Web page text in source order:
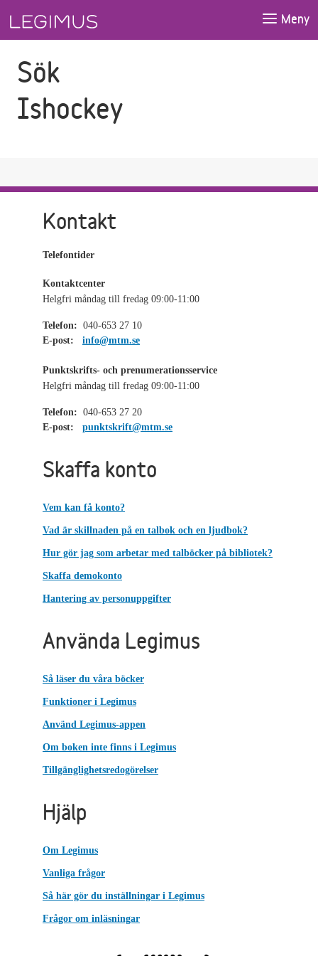
Meny
Sök
Ishockey
Kontakt
Telefontider
Kontaktcenter
Helgfri måndag till fredag 09:00-11:00
Telefon: 040-653 27 10
E-post:
info@mtm.se
Punktskrifts- och prenumerationsservice
Helgfri måndag till fredag 09:00-11:00
Telefon: 040-653 27 20
E-post:
punktskrift@mtm.se
Skaffa konto
Vem kan få konto?
Vad är skillnaden på en talbok och en ljudbok?
Hur gör jag som arbetar med talböcker på bibliotek?
Skaffa demokonto
Hantering av personuppgifter
Använda Legimus
Så läser du våra böcker
Funktioner i Legimus
Använd Legimus-appen
Om boken inte finns i Legimus
Tillgänglighetsredogörelser
Hjälp
Om Legimus
Vanliga frågor
Så här gör du inställningar i Legimus
Frågor om inläsningar